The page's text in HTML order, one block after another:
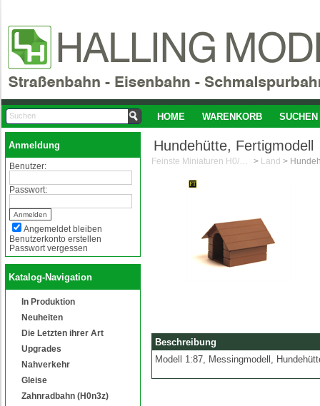
HOME WARENKORB SUCHEN
Anmeldung
Benutzer:
Passwort:
Angemeldet bleiben
Benutzerkonto erstellen
Passwort vergessen
Katalog-Navigation
In Produktion
Neuheiten
Die Letzten ihrer Art
Upgrades
Nahverkehr
Gleise
Zahnradbahn (H0n3z)
Hundehütte, Fertigmodell
Feinste Miniaturen H0/1:87 > Land >
Beschreibung
Modell 1:87, Messingmodell,